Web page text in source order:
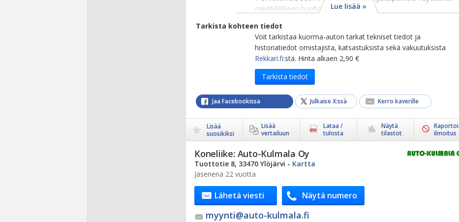
merkkiliikkeen huoltohistori...Lue lisää »
Tarkista kohteen tiedot
Voit tarkistaa kuorma-auton tarkat tekniset tiedot ja
historiatiedot omistajista, katsastuksista sekä vakuutuksista
Rekkari.fi:stä. Hinta alkaen 2,90 €
Tarkista tiedot
Jaa Facebookissa Julkaise X:ssä Kerro kaverille
Lisää
suosikiksi
Lisää
vertailuun
Lataa /
tulosta
Näytä
tilastot
Raportoi
ilmoitus
Koneliike: Auto-Kulmala Oy
Tuottotie 8, 33470 Ylöjärvi - Kartta
Jäsenenä 22 vuotta
Lähetä viesti Näytä numero
myynti@​auto-kulmala.fi